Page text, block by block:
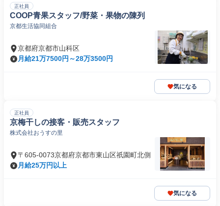
正社員
COOP青果スタッフ/野菜・果物の陳列
京都生活協同組合
京都府京都市山科区
月給21万7500円～28万3500円
気になる
正社員
京梅干しの接客・販売スタッフ
株式会社おうすの里
〒605-0073京都府京都市東山区祇園町北側
月給25万円以上
気になる